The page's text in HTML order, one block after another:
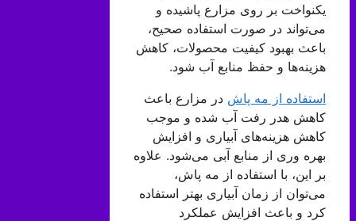
یکنواخت بر روی مزارع پاشیده و
می‌تواند در صورت استفاده صحیح،
باعث بهبود کیفیت محصولات، کاهش
هزینه‌ها و حفظ منابع آب شود.
استفاده از مه پاش در مزارع باعث
کاهش هدر رفت آب شده و موجب
کاهش هزینه‌های آبیاری و افزایش
بهره وری از منابع آبی می‌شود. علاوه
بر این، با استفاده از مه پاش،
می‌توان از زمان آبیاری بهتر استفاده
کرد و باعث افزایش عملکرد